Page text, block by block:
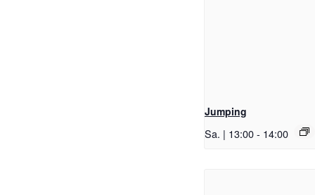
Jumping
Sa. | 13:00- 14:00